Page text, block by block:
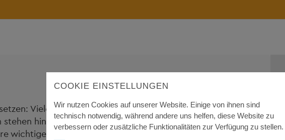
Viele bekannte Persönlichkeiten aus Freyung-
stehen hinter unserer Initiative. Erfahren Sie hier, wer
wichtige Botschaft weiterträgt.
COOKIE EINSTELLUNGEN
Wir nutzen Cookies auf unserer Website. Einige von ihnen sind
technisch notwendig, während andere uns helfen, diese Website zu
verbessern oder zusätzliche Funktionalitäten zur Verfügung zu stellen.